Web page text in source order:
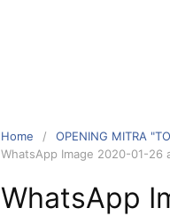
Home
OPENING MITRA
WhatsApp Image 2020-01-26
WhatsApp